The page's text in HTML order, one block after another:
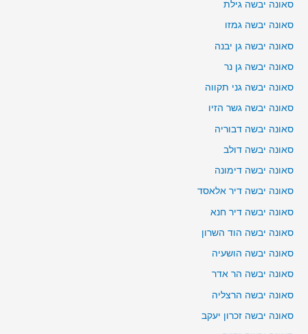
סאונה יבשה גילת
סאונה יבשה גמזו
סאונה יבשה גן יבנה
סאונה יבשה גן נר
סאונה יבשה גני תקווה
סאונה יבשה גשר הזיו
סאונה יבשה דבוריה
סאונה יבשה דולב
סאונה יבשה דימונה
סאונה יבשה דיר אלאסד
סאונה יבשה דיר חנא
סאונה יבשה הוד השרון
סאונה יבשה הושעיה
סאונה יבשה הר אדר
סאונה יבשה הרצליה
סאונה יבשה זכרון יעקב